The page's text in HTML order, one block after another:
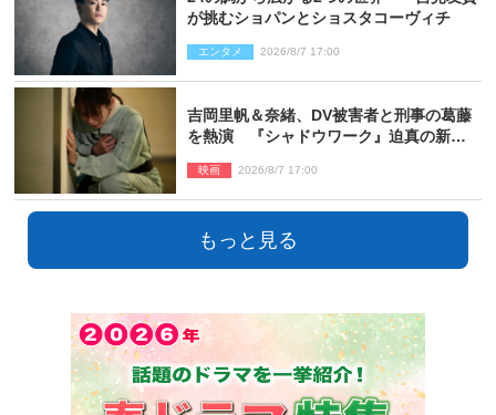
が挑むショパンとショスタコーヴィチ
エンタメ 2026/8/7 17:00
吉岡里帆＆奈緒、DV被害者と刑事の葛藤
を熱演 『シャドウワーク』迫真の新場
映画 2026/8/7 17:00
もっと見る